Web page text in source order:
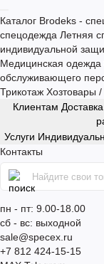
Каталог Brodeks -
спецодежда Летняя
индивидуальной
Медицинская одежда
обслуживающего
Трикотаж Хозтовары
Клиентам
Услуги
Контакты
пн - пт: 9.00-18.00
сб - вс: выходной
sale@specex.ru
+7 812 424-15-15